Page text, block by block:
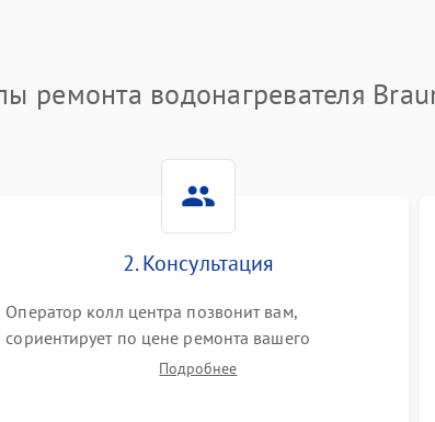
ремонта водонагревателя
2. Консультация
Оператор колл центра позвонит вам,
сориентирует по цене ремонта вашего
водонагревателя а также ответит на все ваши
Подробнее